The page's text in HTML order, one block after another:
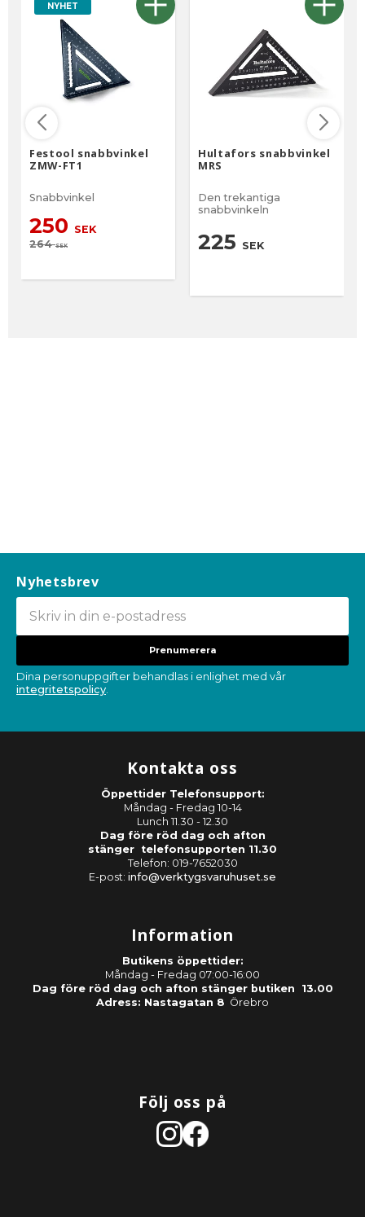
NYHET
Festool snabbvinkel
ZMW-FT1
Snabbvinkel
250 SEK
264SEK
Hultafors snabbvinkel
MRS
Den trekantiga
snabbvinkeln
225 SEK
Nyhetsbrev
Prenumerera
Dina personuppgifter behandlas i enlighet med vår
integritetspolicy.
Kontakta oss
Öppettider Telefonsupport:
Måndag - Fredag 10-14
Lunch 11.30 - 12.30
Dag före röd dag och afton
stänger telefonsupporten 11.30
Telefon: 019-7652030
E-post: info@verktygsvaruhuset.se
Information
Butikens öppettider:
Måndag - Fredag 07:00-16:00
Dag före röd dag och afton stänger butiken 13.00
Adress: Nastagatan 8 Örebro
Följ oss på